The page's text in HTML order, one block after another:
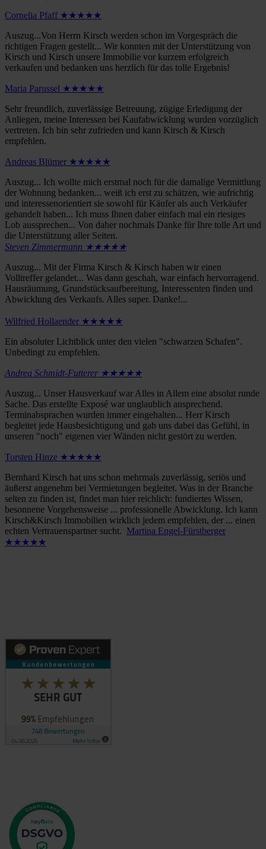
Cornelia Pfaff ★★★★★
Auszug...Von Herrn Kirsch werden schon im Vorgespräch die
richtigen Fragen gestellt... Wir konnten mit der Unterstützung von
Kirsch und Kirsch unsere Immobilie vor kurzem erfolgreich
verkaufen und bedanken uns herzlich für das tolle Ergebnis!
Maria Parussel ★★★★★
Sehr freundlich, zuverlässige Betreuung, zügige Erledigung der
Anliegen, meine Interessen bei Kaufabwicklung wurden vorzüglich
vertreten. Ich bin sehr zufrieden und kann Kirsch & Kirsch
empfehlen.
Andreas Blümer ★★★★★
Auszug... Ich wollte mich erstmal noch für die damalige Vermittlung
der Wohnung bedanken... weiß ich erst zu schätzen, wie aufrichtig
und interessenorientiert sie sowohl für Käufer als auch Verkäufer
gehandelt haben... Ich muss Ihnen daher einfach mal ein riesiges
Lob aussprechen... Von daher nochmals Danke für Ihre tolle Art und
die Unterstützung aller Seiten.
Steven Zimmermann ★★★★★
Auszug... Mit der Firma Kirsch & Kirsch haben wir einen
Volltreffer gelandet... Was dann geschah, war einfach hervorragend.
Hausräumung, Grundstücksaufbereitung, Interessenten finden und
Abwicklung des Verkaufs. Alles super. Danke!...
Wilfried Hollaender ★★★★★
Ein absoluter Lichtblick unter den vielen "schwarzen Schafen".
Unbedingt zu empfehlen.
Andrea Schmidt-Futterer ★★★★★
Auszug... Unser Hausverkauf war Alles in Allem eine absolut runde
Sache. Das erstellte Exposé war unglaublich ansprechend.
Terminabsprachen wurden immer eingehalten... Herr Kirsch
begleitet jede Hausbesichtigung und gab uns dabei das Gefühl, in
unseren "noch" eigenen vier Wänden nicht gestört zu werden.
Torsten Hinze ★★★★★
Bernhard Kirsch hat uns schon mehrmals zuverlässig, seriös und
äußerst angenehm bei Vermietungen begleitet. Was in der Branche
selten zu finden ist, findet man hier reichlich: fundiertes Wissen,
besonnene Vorgehensweise ... professionelle Abwicklung. Ich kann
Kirsch&Kirsch Immobilien wirklich jedem empfehlen, der ... einen
echten Vertrauenspartner sucht. Martina Engel-Fürstberger
★★★★★